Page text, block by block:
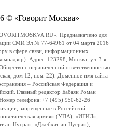
© «Говорит Москва»
Предназначено для
СМИ Эл № 77-64961 от 04 марта 2016
в сфере связи, информационных
Адрес: 123298, Москва, ул. 3-я
с ограниченной ответственностью
дом 12, пом. 22). Доменное имя сайта
– Российская Федерация и
Главный редактор Бабаян Роман
телефона: +7 (495) 950-62-26
запрещенные в Российской
армия» (УПА), «ИГИЛ»,
Нусра», «Джебхат ан-Нусра»),